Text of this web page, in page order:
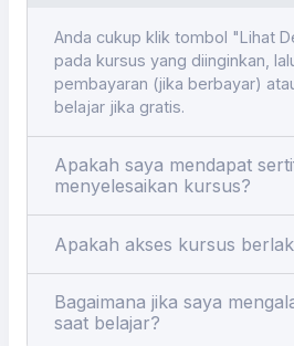
Anda cukup klik tombol "Lihat
pada kursus yang diinginkan,
pembayaran (jika berbayar)
belajar jika gratis.
Apakah saya mendapat
menyelesaikan kursus?
Apakah akses kursus
Bagaimana jika saya
saat belajar?